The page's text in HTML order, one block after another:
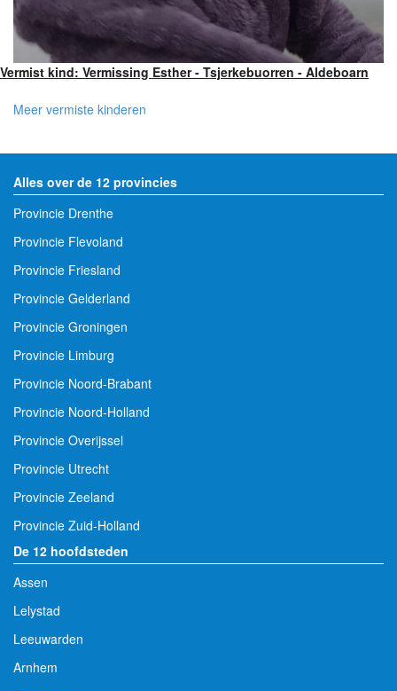
Vermist kind: Vermissing Esther - Tsjerkebuorren - Aldeboarn
Meer vermiste kinderen
Alles over de 12 provincies
Provincie Drenthe
Provincie Flevoland
Provincie Friesland
Provincie Gelderland
Provincie Groningen
Provincie Limburg
Provincie Noord-Brabant
Provincie Noord-Holland
Provincie Overijssel
Provincie Utrecht
Provincie Zeeland
Provincie Zuid-Holland
De 12 hoofdsteden
Assen
Lelystad
Leeuwarden
Arnhem